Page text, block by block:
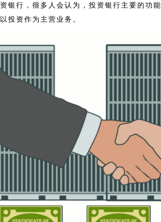
银行，很多人会认为，投资银行主要的功
投资作为主营业务。